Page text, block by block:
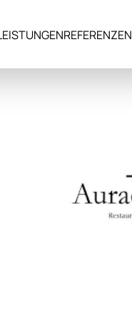
REFERENZEN